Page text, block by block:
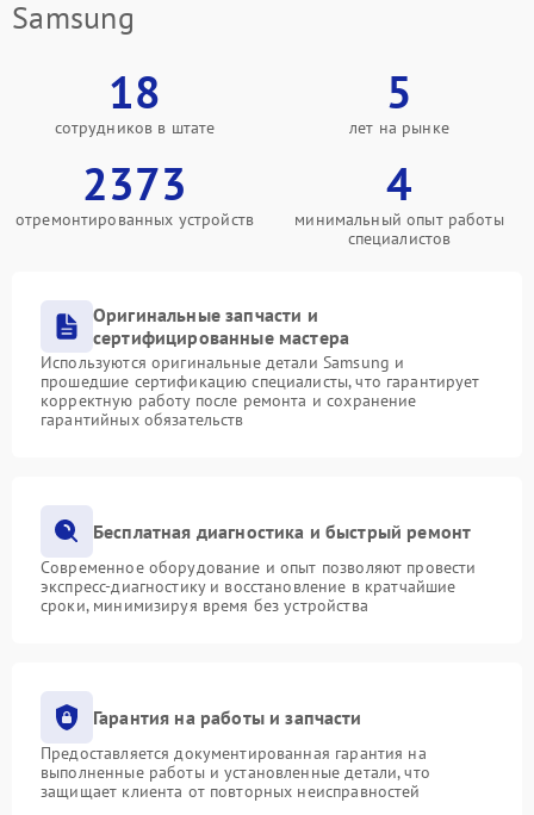
Samsung
18
сотрудников в штате
5
лет на рынке
2373
отремонтированных устройств
4
минимальный опыт работы
специалистов
Оригинальные запчасти и
сертифицированные мастера
Используются оригинальные детали Samsung и
прошедшие сертификацию специалисты, что гарантирует
корректную работу после ремонта и сохранение
гарантийных обязательств
Бесплатная диагностика и быстрый ремонт
Современное оборудование и опыт позволяют провести
экспресс-диагностику и восстановление в кратчайшие
сроки, минимизируя время без устройства
Гарантия на работы и запчасти
Предоставляется документированная гарантия на
выполненные работы и установленные детали, что
защищает клиента от повторных неисправностей